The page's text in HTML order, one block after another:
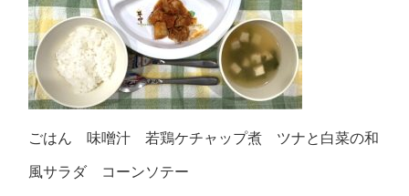
ごはん 味噌汁 若鶏ケチャップ煮 ツナと白菜の和
風サラダ コーンソテー